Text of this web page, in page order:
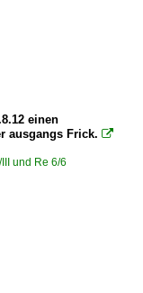
einen
ausgangs Frick. 
und Re 6/6